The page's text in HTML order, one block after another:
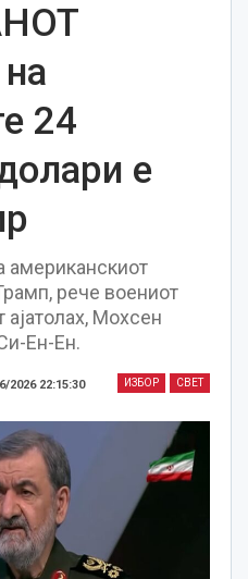
24
е
американскиот
рече воениот
ајатолах, Мохсен
Eн-Eн.
ИЗБОР СВЕТ
2026 22:15:30